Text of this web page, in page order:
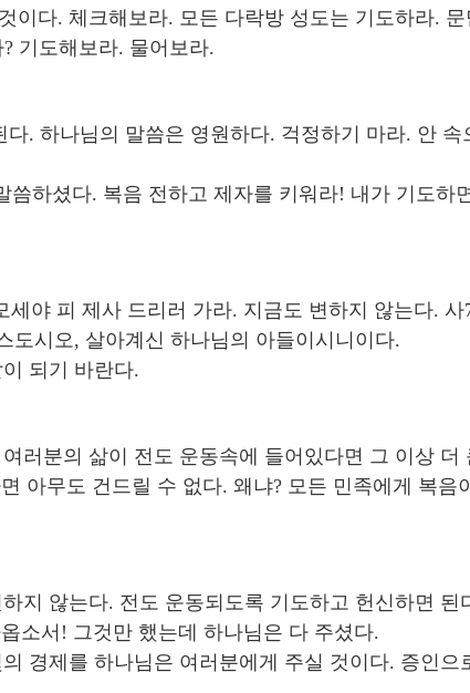
다. 체크해보라. 모든 다락방 성도는 기도하라.
기도해보라. 물어보라.
. 하나님의 말씀은 영원하다. 걱정하기 마라. 안 속
하셨다. 복음 전하고 제자를 키워라! 내가 기도하
야 피 제사 드리러 가라. 지금도 변하지 않는다.
도시오, 살아계신 하나님의 아들이시니이다.
되기 바란다.
러분의 삶이 전도 운동속에 들어있다면 그 이상 더
아무도 건드릴 수 없다. 왜냐? 모든 민족에게 복음
지 않는다. 전도 운동되도록 기도하고 헌신하면 된
소서! 그것만 했는데 하나님은 다 주셨다.
경제를 하나님은 여러분에게 주실 것이다. 증인으